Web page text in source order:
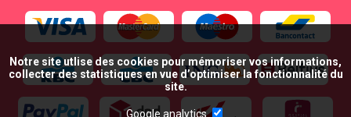
Notre site utlise des cookies pour mémoriser vos informations,
collecter des statistiques en vue d’optimiser la fonctionnalité du
site.
Google analytics